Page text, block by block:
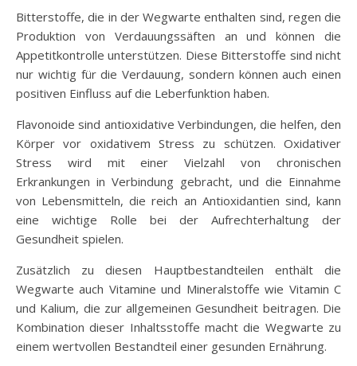
Bitterstoffe, die in der Wegwarte enthalten sind, regen die
Produktion von Verdauungssäften an und können die
Appetitkontrolle unterstützen. Diese Bitterstoffe sind nicht
nur wichtig für die Verdauung, sondern können auch einen
positiven Einfluss auf die Leberfunktion haben.
Flavonoide sind antioxidative Verbindungen, die helfen, den
Körper vor oxidativem Stress zu schützen. Oxidativer
Stress wird mit einer Vielzahl von chronischen
Erkrankungen in Verbindung gebracht, und die Einnahme
von Lebensmitteln, die reich an Antioxidantien sind, kann
eine wichtige Rolle bei der Aufrechterhaltung der
Gesundheit spielen.
Zusätzlich zu diesen Hauptbestandteilen enthält die
Wegwarte auch Vitamine und Mineralstoffe wie Vitamin C
und Kalium, die zur allgemeinen Gesundheit beitragen. Die
Kombination dieser Inhaltsstoffe macht die Wegwarte zu
einem wertvollen Bestandteil einer gesunden Ernährung.